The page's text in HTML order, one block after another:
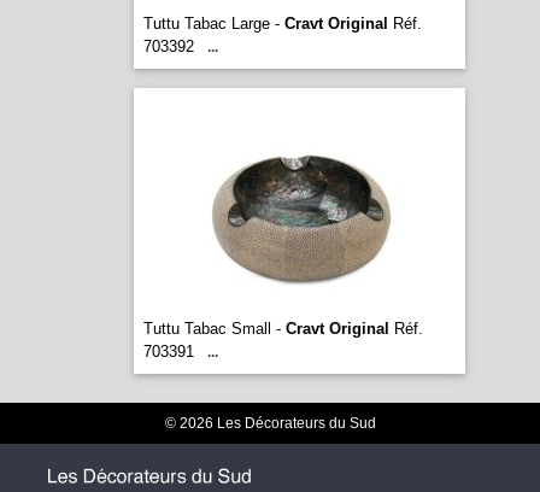
Tuttu Tabac Large - Cravt Original Réf.
703392
...
Tuttu Tabac Small - Cravt Original Réf.
703391
...
© 2026 Les Décorateurs du Sud